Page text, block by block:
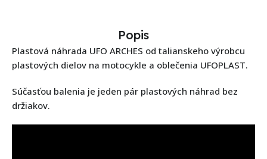
Popis
Plastová náhrada UFO ARCHES od talianskeho výrobcu
plastových dielov na motocykle a oblečenia UFOPLAST.
Súčasťou balenia je jeden pár plastových náhrad bez
držiakov.